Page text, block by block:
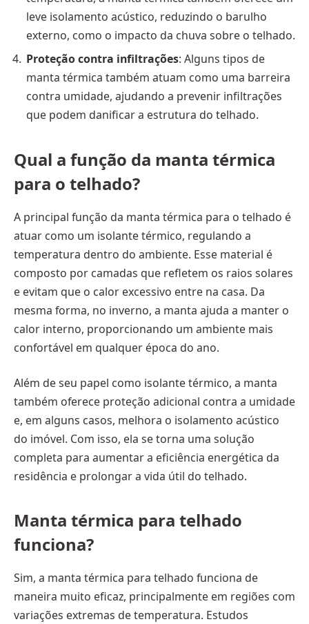
leve isolamento acústico, reduzindo o barulho
externo, como o impacto da chuva sobre o telhado.
Proteção contra infiltrações: Alguns tipos de
manta térmica também atuam como uma barreira
contra umidade, ajudando a prevenir infiltrações
que podem danificar a estrutura do telhado.
Qual a função da manta térmica
para o telhado?
A principal função da manta térmica para o telhado é
atuar como um isolante térmico, regulando a
temperatura dentro do ambiente. Esse material é
composto por camadas que refletem os raios solares
e evitam que o calor excessivo entre na casa. Da
mesma forma, no inverno, a manta ajuda a manter o
calor interno, proporcionando um ambiente mais
confortável em qualquer época do ano.
Além de seu papel como isolante térmico, a manta
também oferece proteção adicional contra a umidade
e, em alguns casos, melhora o isolamento acústico
do imóvel. Com isso, ela se torna uma solução
completa para aumentar a eficiência energética da
residência e prolongar a vida útil do telhado.
Manta térmica para telhado
funciona?
Sim, a manta térmica para telhado funciona de
maneira muito eficaz, principalmente em regiões com
variações extremas de temperatura. Estudos